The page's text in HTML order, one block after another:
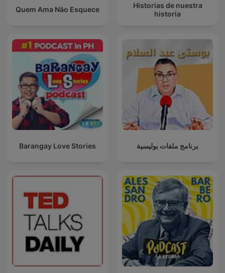
Quem Ama Não Esquece
Historias de nuestra
historia
Barangay Love Stories برنامج ملفات بوليسية